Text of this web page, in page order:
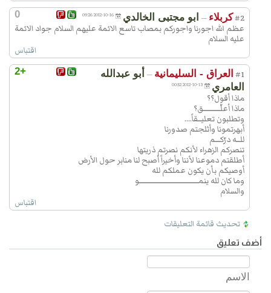
0 #2كربلاء — ابو مجتبى الخالدي 2012-10-16 09:26
عظم الله اجورنا واجوركم بمصاب تاسع الائمة عليهم السلام جواد الائمة
عليه السلام
اقتباس
+2 #1 العراق - السليمانية — أبو عبدالله
العامري
2012-10-13 00:52
ماذا أقول؟؟
ماذا أعلّــــــــــــــق؟
وتطلبون تعليـــقاً....
أبهرتمونا وأثلجتم صدورنا
للـــه درّكــــم
تنصركم الزهراء لأنكم نصرتم ذريتها
أطلقتم دموعنا لأننا وأخيراً أصبح لنا منابر حول الأرض
أوصيكم بأن يكون عملكم لله
وما كان لله ينمـــــــــــــــــــــــــــــــــــــــــــــــــو
والسلام
اقتباس
تحديث قائمة التعليقات
أضف تعليق
الاسم